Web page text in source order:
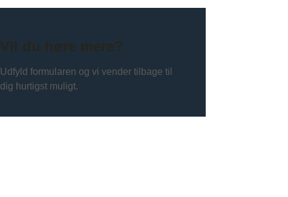
Vil du høre mere?
Udfyld formularen og vi vender tilbage til
dig hurtigst muligt.